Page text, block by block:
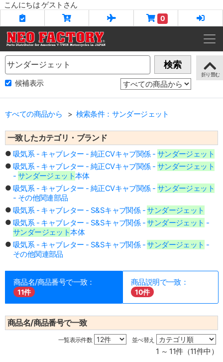
こんにちは ゲストさん
0
Name 検索
候補表示
すべての商品から 検索条件：サンダージェット
一致したカテゴリ・ブランド
吸気系 - キャブレター - 純正CVキャブ関係 - サンダージェット
吸気系 - キャブレター - 純正CVキャブ関係 - サンダージェット
- サンダージェット本体
吸気系 - キャブレター - 純正CVキャブ関係 - サンダージェット
- その他関連部品
吸気系 - キャブレター - S&Sキャブ関係 -サンダージェット
吸気系 - キャブレター - S&Sキャブ関係 -サンダージェット -
サンダージェット本体
吸気系 - キャブレター - S&Sキャブ関係 -サンダージェット -
その他関連部品
商品名/商品番号で一致：
11件
商品説明で一致：
10件
商品名/商品番号で一致
一覧表示件数 並べ替え
1 ～ 11件（11件中）